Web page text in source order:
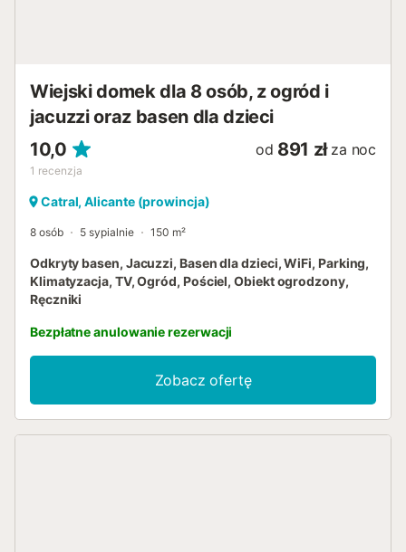
Wiejski domek dla 8 osób, z ogród i
jacuzzi oraz basen dla dzieci
10,0
1 recenzja
od 891 zł za noc
Catral, Alicante (prowincja)
8 osób 5 sypialnie 150 m²
Odkryty basen, Jacuzzi, Basen dla dzieci, WiFi, Parking,
Klimatyzacja, TV, Ogród, Pościel, Obiekt ogrodzony,
Ręczniki
Bezpłatne anulowanie rezerwacji
Zobacz ofertę